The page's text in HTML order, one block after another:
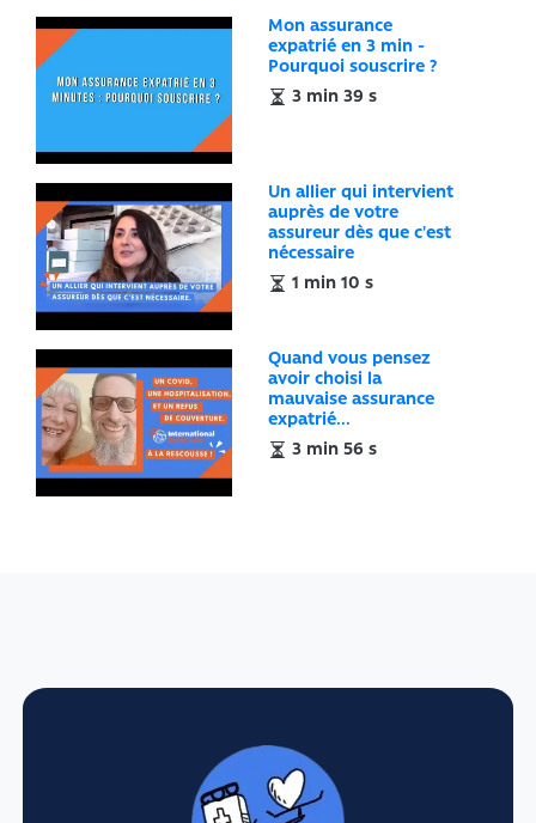
Mon assurance
expatrié en 3 min -
Pourquoi souscrire ?
3 min 39 s
Un allier qui intervient
auprès de votre
assureur dès que c'est
nécessaire
1 min 10 s
Quand vous pensez
avoir choisi la
mauvaise assurance
expatrié...
3 min 56 s